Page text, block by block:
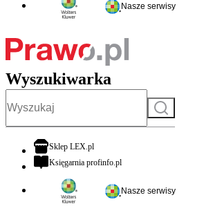
Nasze serwisy
Wyszukiwarka
Szukaj
Sklep LEX.plotwiera się w nowej karcie
Księgarnia profinfo.plotwiera się w nowej karcie
Nasze serwisy